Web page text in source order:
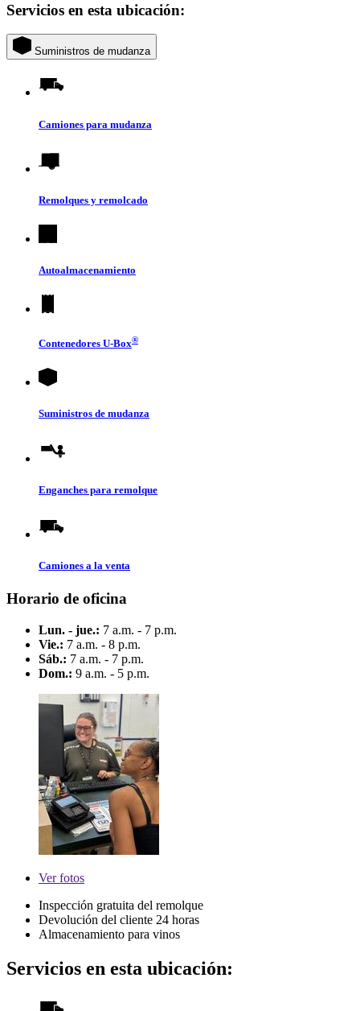
Servicios en esta ubicación:
Suministros de mudanza
Camiones para mudanza
Remolques y remolcado
Autoalmacenamiento
Contenedores U-Box®
Suministros de mudanza
Enganches para remolque
Camiones a la venta
Horario de oficina
Lun. - jue.: 7 a.m. - 7 p.m.
Vie.: 7 a.m. - 8 p.m.
Sáb.: 7 a.m. - 7 p.m.
Dom.: 9 a.m. - 5 p.m.
Verfotos
Inspección gratuita del remolque
Devolución del cliente 24 horas
Almacenamiento para vinos
Servicios en esta ubicación: